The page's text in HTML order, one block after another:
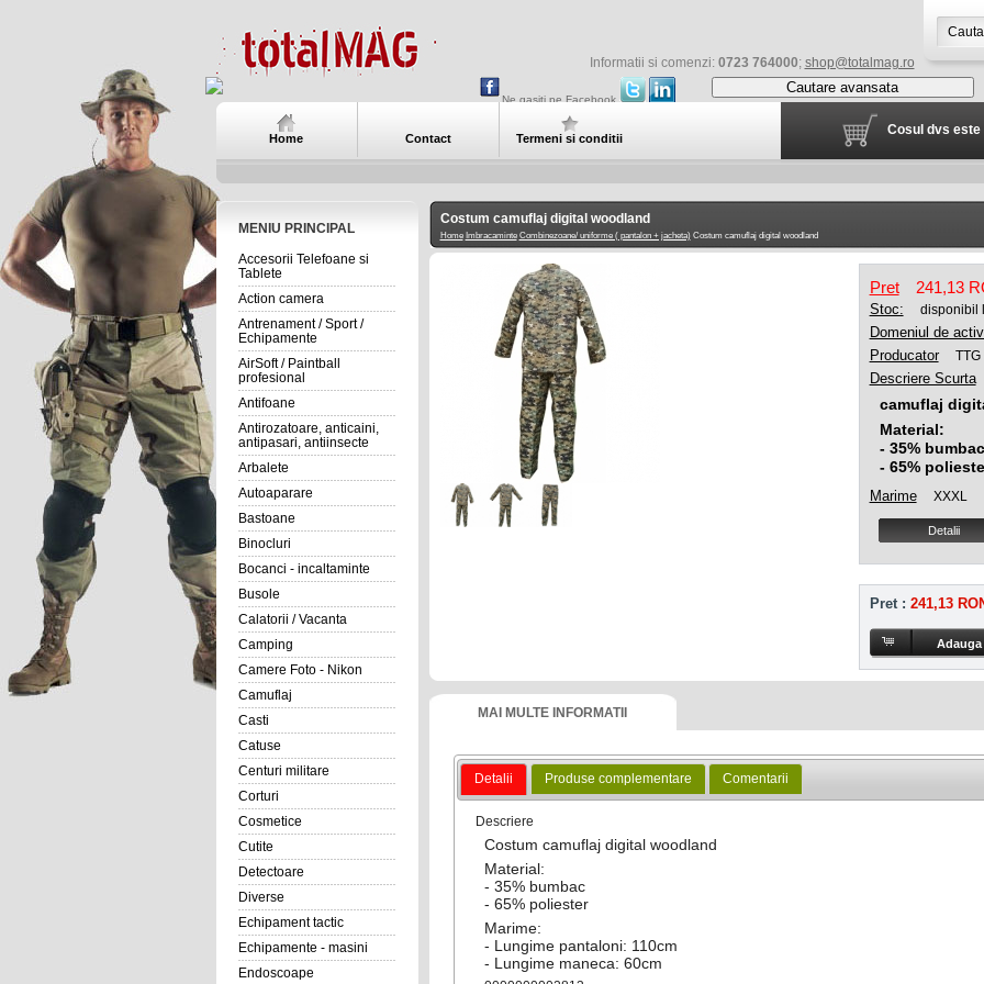
Informatii si comenzi: 0723 764000; shop@totalmag.ro
Ne gasiti pe Facebook
Cautare avansata
Home Contact Termeni si conditii
Cosul dvs este
MENIU PRINCIPAL
Accesorii Telefoane si
Tablete
Action camera
Antrenament / Sport /
Echipamente
AirSoft / Paintball
profesional
Antifoane
Antirozatoare, anticaini,
antipasari, antiinsecte
Arbalete
Autoaparare
Bastoane
Binocluri
Bocanci - incaltaminte
Busole
Calatorii / Vacanta
Camping
Camere Foto - Nikon
Camuflaj
Casti
Catuse
Centuri militare
Corturi
Cosmetice
Cutite
Detectoare
Diverse
Echipament tactic
Echipamente - masini
Endoscoape
Costum camuflaj digital woodland
Home Imbracaminte Combinezoane/ uniforme ( pantalon + jacheta)Costum camuflaj digital woodland
Pret 241,13
Stoc: disponibil
Domeniul de
Producator
TTG
Descriere Scurta
camuflaj
Material:
- 35%
- 65%
Marime XXXL
Detalii
Pret :241,13
MAI MULTE INFORMATII
Detalii Produse complementare Comentarii
Descriere
Costum camuflaj digital woodland
Material:
- 35% bumbac
- 65% poliester
Marime:
- Lungime pantaloni: 110cm
- Lungime maneca: 60cm